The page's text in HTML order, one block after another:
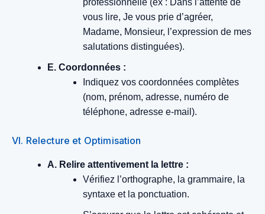
professionnelle (ex : Dans l’attente de
vous lire, Je vous prie d’agréer,
Madame, Monsieur, l’expression de mes
salutations distinguées).
E. Coordonnées :
Indiquez vos coordonnées complètes
(nom, prénom, adresse, numéro de
téléphone, adresse e-mail).
VI. Relecture et Optimisation
A. Relire attentivement la lettre :
Vérifiez l’orthographe, la grammaire, la
syntaxe et la ponctuation.